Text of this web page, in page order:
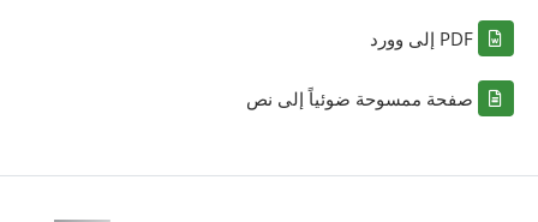
PDF إلى وورد
صفحة ممسوحة ضوئياً إلى نص